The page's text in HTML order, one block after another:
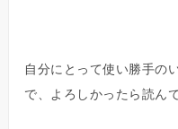
自分にとって使い勝手の
で、よろしかったら読